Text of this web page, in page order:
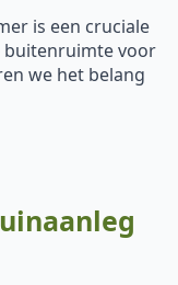
is een cruciale
buitenruimte voor
we het belang